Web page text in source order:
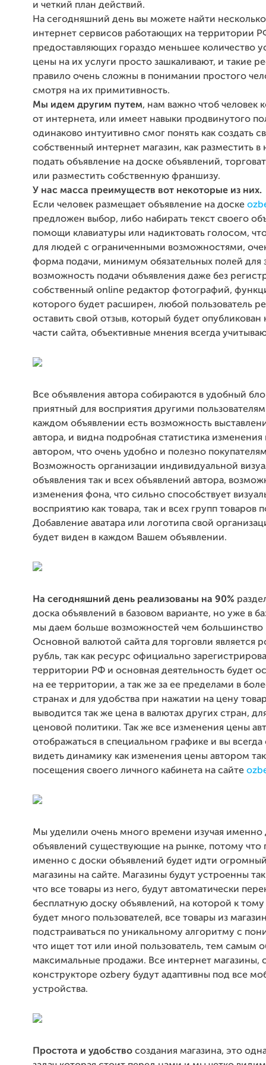
и четкий план действий.
На сегодняшний день вы можете найти
интернет сервисов работающих на территории
предоставляющих гораздо меньшее количество
цены на их услуги просто зашкаливают, и такие
правило очень сложны в понимании простого
смотря на их примитивность.
Мы идем другим путем, нам важно чтоб человек
от интернета, или имеет навыки продвинутого
одинаково интуитивно смог понять как создать
собственный интернет магазин, как разместить в
подать объявление на доске объявлений,
или разместить собственную франшизу.
У нас масса преимуществ вот некоторые из них.
Если человек размещает объявление на доске
предложен выбор, либо набирать текст своего
помощи клавиатуры или надиктовать голосом,
для людей с ограниченными возможностями,
форма подачи, минимум обязательных полей для
возможность подачи объявления даже без
собственный online редактор фотографий,
которого будет расширен, любой пользователь
оставить свой отзыв, который будет опубликован
части сайта, объективные мнения всегда
Все объявления автора собираются в удобный
приятный для восприятия другими
каждом объявлении есть возможность
автора, и видна подробная статистика изменения
автором, что очень удобно и полезно
Возможность организации индивидуальной
объявления так и всех объявлений автора,
изменения фона, что сильно способствует
восприятию как товара, так и всех групп товаров
Добавление аватара или логотипа свой
будет виден в каждом Вашем объявлении.
На сегодняшний день реализованы на 90%
доска объявлений в базовом варианте, но уже в
мы даем больше возможностей чем большинство
Основной валютой сайта для торговли является
рубль, так как ресурс официально
территории РФ и основная деятельность будет
на ее территории, а так же за ее пределами в
странах и для удобства при нажатии на цену
выводится так же цена в валютах других стран,
ценовой политики. Так же все изменения цены
отображаться в специальном графике и вы
видеть динамику как изменения цены автором
посещения своего личного кабинета на сайте
Мы уделили очень много времени изучая именно
объявлений существующие на рынке, потому что
именно с доски объявлений будет идти
магазины на сайте. Магазины будут устроенны
что все товары из него, будут автоматически
бесплатную доску объявлений, на которой к
будет много пользователей, все товары из
подстраиваться по уникальному алгоритму с
что ищет тот или иной пользователь, тем самым
максимальные продажи. Все интернет магазины,
конструкторе ozbery будут адаптивны под все
устройства.
Простота и удобство создания магазина, это